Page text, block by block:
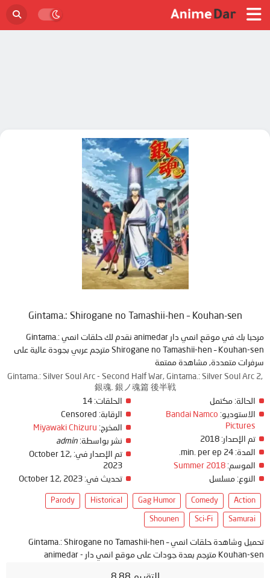
Gintama.: Shirogane no Tamashii-hen – Kouhan-sen
مرحبا بك في موقع انمي دار animedar نقدم لك حلقات انمي Gintama.:
Shirogane no Tamashii-hen – Kouhan-sen مترجم عربي بجودة عالية على
سرفرات متعددة, مشاهدة ممتعة
Gintama.: Silver Soul Arc - Second Half War, Gintama.: Silver Soul Arc 2,
銀魂. 銀ノ魂篇 後半戦
الحالة: مكتمل
الاستوديو: Bandai Namco
Pictures
تم الإصدار:
المدة:
الموسم: Summer 2018
النوع: مسلسل
الحلقات: 14
الرقابة:
المخرج: Miyawaki Chizuru
نشر بواسطة: admin
تم الإصدار في: October 12,
2023
تحديث في: October 12, 2023
Action
Comedy
Gag Humor
Historical
Parody
Samurai
Sci-Fi
Shounen
تحميل وشاهدة حلقات انمي Gintama.: Shirogane no Tamashii-hen –
Kouhan-sen مترجم بعدة جودات على موقع انمي دار - animedar